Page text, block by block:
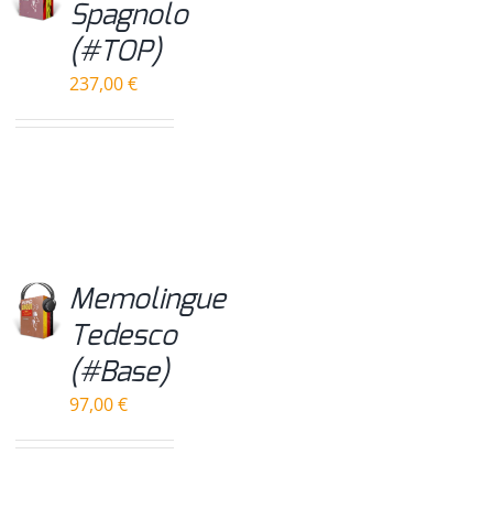
Spagnolo
(#TOP)
237,00€
Memolingue
Tedesco
(#Base)
97,00€